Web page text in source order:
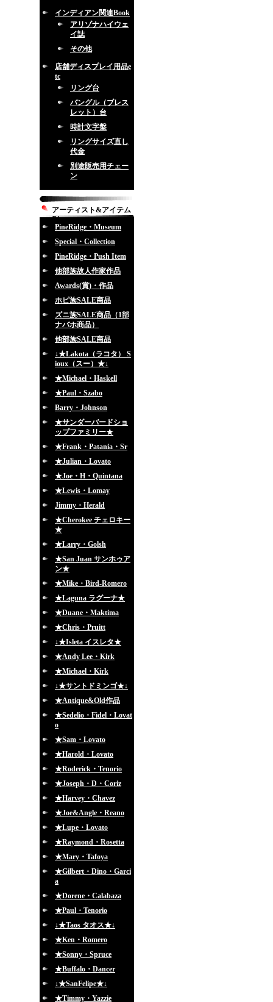
インディアン関連Book
アリゾナハイウェ
イ誌
その他
店舗ディスプレイ用品e
tc
リング台
バングル（ブレス
レット）台
時計文字盤
リングサイズ直し
代金
別途販売用チェー
ン
アーティスト&アイテム
別
PineRidge・Museum
Special・Collection
PineRidge・Push Item
他部族故人作家作品
Awards(賞)・作品
ホピ族SALE商品
ズニ族SALE商品（1部
ナバホ商品）
他部族SALE商品
↓★Lakota（ラコタ） S
ioux（スー）★↓
★Michael・Haskell
★Paul・Szabo
Barry・Johnson
★サンダーバードショ
ップファミリー★
★Frank・Patania・Sr
★Julian・Lovato
★Joe・H・Quintana
★Lewis・Lomay
Jimmy・Herald
★Cherokee チェロキー
★
★Larry・Golsh
★San Juan サンホゥア
ン★
★Mike・Bird-Romero
★Laguna ラグーナ★
★Duane・Maktima
★Chris・Pruitt
↓★Isleta イスレタ★
★Andy Lee・Kirk
★Michael・Kirk
↓★サントドミンゴ★↓
★Antique&Old作品
★Sedelio・Fidel・Lovat
o
★Sam・Lovato
★Harold・Lovato
★Roderick・Tenorio
★Joseph・D・Coriz
★Harvey・Chavez
★Joe&Angle・Reano
★Lupe・Lovato
★Raymond・Rosetta
★Mary・Tafoya
★Gilbert・Dino・Garci
a
★Dorene・Calabaza
★Paul・Tenorio
↓★Taos タオス★↓
★Ken・Romero
★Sonny・Spruce
★Buffalo・Dancer
↓★SanFelipe★↓
★Timmy・Yazzie